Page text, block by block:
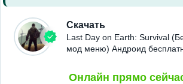
Скачать
Last Day on Earth: Survival
мод меню) Андроид
Онлайн прямо